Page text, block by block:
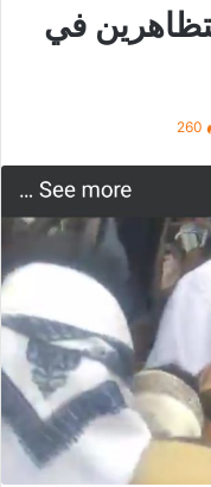
في
260